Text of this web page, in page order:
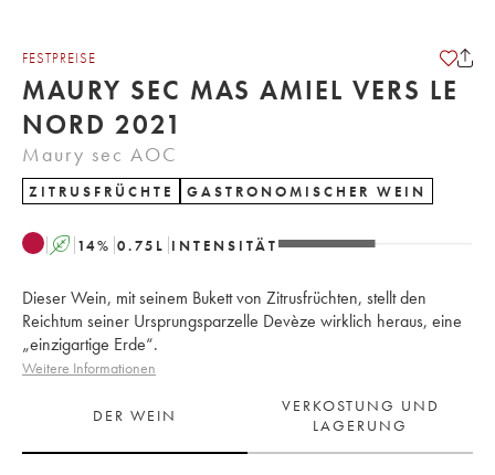
FESTPREISE
MAURY SEC MAS AMIEL VERS LE
NORD 2021
Maury sec AOC
ZITRUSFRÜCHTE GASTRONOMISCHER WEIN
A 14% 0.75 L INTENSITÄT
Dieser Wein, mit seinem Bukett von Zitrusfrüchten, stellt den
Reichtum seiner Ursprungsparzelle Devèze wirklich heraus, eine
„einzigartige Erde“.
Weitere Informationen
DER WEIN
VERKOSTUNG UND
LAGERUNG